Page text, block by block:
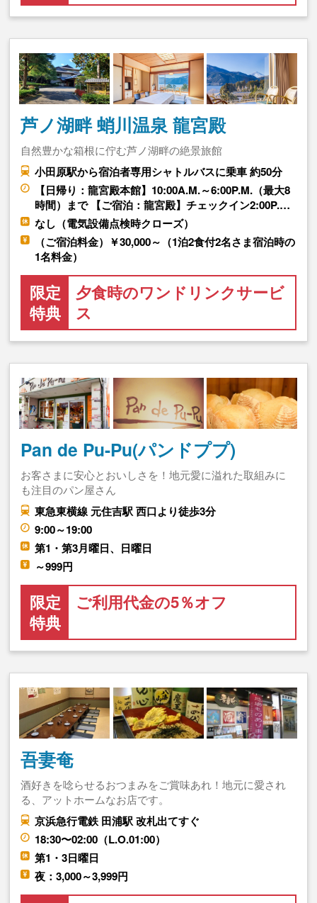
芦ノ湖畔 蛸川温泉 龍宮殿
自然豊かな箱根に佇む芦ノ湖畔の絶景旅館
小田原駅から宿泊者専用シャトルバスに乗車 約50分
【日帰り：龍宮殿本館】10:00A.M.～6:00P.M.（最大8
時間）まで 【ご宿泊：龍宮殿】チェックイン2:00P.…
なし（電気設備点検時クローズ）
（ご宿泊料金）￥30,000～（1泊2食付2名さま宿泊時の
1名料金）
限定
特典
夕食時のワンドリンクサービ
ス
Pan de Pu-Pu(パンドププ)
お客さまに安心とおいしさを！地元愛に溢れた取組みに
も注目のパン屋さん
東急東横線 元住吉駅 西口より徒歩3分
9:00～19:00
第1・第3月曜日、日曜日
～999円
限定
特典
ご利用代金の5％オフ
吾妻奄
酒好きを唸らせるおつまみをご賞味あれ！地元に愛され
る、アットホームなお店です。
京浜急行電鉄 田浦駅 改札出てすぐ
18:30〜02:00（L.O.01:00）
第1・3日曜日
夜：3,000～3,999円